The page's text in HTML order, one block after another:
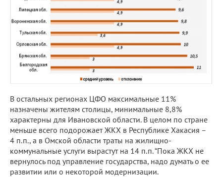
В остальных регионах ЦФО максимальные 11%
назначены жителям столицы, минимальные 8,8%
характерны для Ивановской области. В целом по стране
меньше всего подорожает ЖКХ в Республике Хакасия –
4 п.п., а в Омской области траты на жилищно-
коммунальные услуги вырастут на 14 п.п. “Пока ЖКХ не
вернулось под управление государства, надо думать о ее
развитии или о некоторой модернизации.